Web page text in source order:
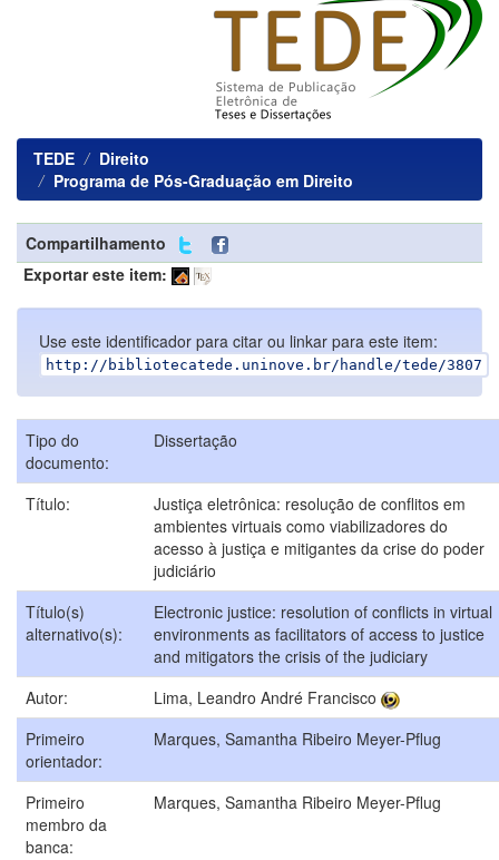
TEDE
Direito
Programa de Pós-Graduação em Direito
Compartilhamento
Exportar este item:
Use este identificador para citar ou linkar para este item:
http://bibliotecatede.uninove.br/handle/tede/3807
Tipo do
documento:
Dissertação
Título:
Justiça eletrônica: resolução de conflitos em
ambientes virtuais como viabilizadores do
acesso à justiça e mitigantes da crise do poder
judiciário
Título(s)
alternativo(s):
Electronic justice: resolution of conflicts in virtual
environments as facilitators of access to justice
and mitigators the crisis of the judiciary
Autor:
Lima, Leandro André Francisco
Primeiro
orientador:
Marques, Samantha Ribeiro Meyer-Pflug
Primeiro
membro da
banca:
Marques, Samantha Ribeiro Meyer-Pflug